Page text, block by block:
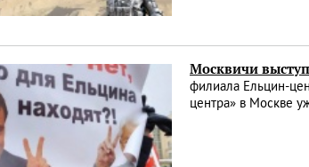
Москвичи
филиала Ельцин-
центра» в Москве